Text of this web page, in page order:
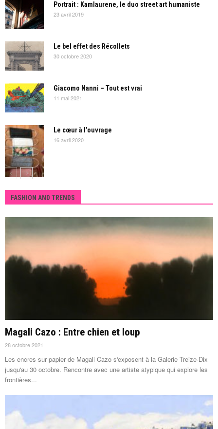
Portrait : Kamlaurene, le duo street art humaniste
23 avril 2019
Le bel effet des Récollets
30 octobre 2020
Giacomo Nanni – Tout est vrai
11 mai 2021
Le cœur à l’ouvrage
16 avril 2020
FASHION AND TRENDS
Magali Cazo : Entre chien et loup
28 octobre 2021
Les encres sur papier de Magali Cazo s'exposent à la Galerie Treize-Dix
jusqu'au 30 octobre. Rencontre avec une artiste atypique qui explore les
frontières...